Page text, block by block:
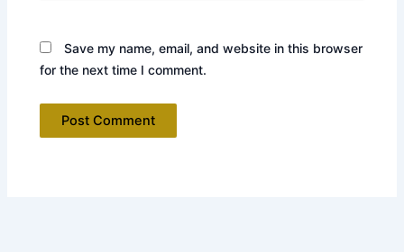
Save my name, email, and website in this browser
for the next time I comment.